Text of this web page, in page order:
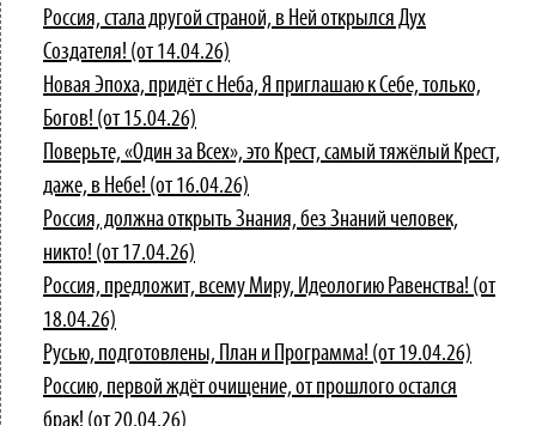
Россия, стала другой страной, в Ней открылся Дух
Создателя! (от 14.04.26)
Новая Эпоха, придёт с Неба, Я приглашаю к Себе, только,
Богов! (от 15.04.26)
Поверьте, «Один за Всех», это Крест, самый тяжёлый Крест,
даже, в Небе! (от 16.04.26)
Россия, должна открыть Знания, без Знаний человек,
никто! (от 17.04.26)
Россия, предложит, всему Миру, Идеологию Равенства! (от
18.04.26)
Русью, подготовлены, План и Программа! (от 19.04.26)
Россию, первой ждёт очищение, от прошлого остался